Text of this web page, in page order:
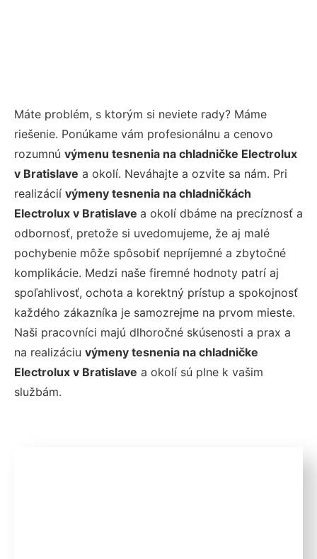
Máte problém, s ktorým si neviete rady? Máme
riešenie. Ponúkame vám profesionálnu a cenovo
rozumnú výmenu tesnenia na chladničke Electrolux
v Bratislave a okolí. Neváhajte a ozvite sa nám. Pri
realizácií výmeny tesnenia na chladničkách
Electrolux v Bratislave a okolí dbáme na precíznosť a
odbornosť, pretože si uvedomujeme, že aj malé
pochybenie môže spôsobiť nepríjemné a zbytočné
komplikácie. Medzi naše firemné hodnoty patrí aj
spoľahlivosť, ochota a korektný prístup a spokojnosť
každého zákazníka je samozrejme na prvom mieste.
Naši pracovníci majú dlhoročné skúsenosti a prax a
na realizáciu výmeny tesnenia na chladničke
Electrolux v Bratislave a okolí sú plne k vašim
službám.